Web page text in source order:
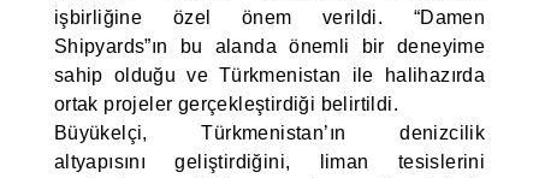
işbirliğine özel önem verildi. “Damen
Shipyards”ın bu alanda önemli bir deneyime
sahip olduğu ve Türkmenistan ile halihazırda
ortak projeler gerçekleştirdiği belirtildi.
Büyükelçi, Türkmenistan’ın denizcilik
altyapısını geliştirdiğini, liman tesislerini